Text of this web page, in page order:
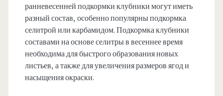
ранневесенней подкормки клубники могут иметь
разный состав, особенно популярны подкормка
селитрой или карбамидом. Подкормка клубники
составами на основе селитры в весеннее время
необходима для быстрого образования новых
листьев, а также для увеличения размеров ягод и
насыщения окраски.